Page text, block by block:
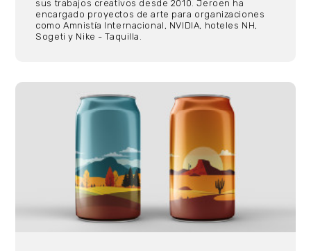
sus trabajos creativos desde 2010. Jeroen ha
encargado proyectos de arte para organizaciones
como Amnistía Internacional, NVIDIA, hoteles NH,
Sogeti y Nike - Taquilla.